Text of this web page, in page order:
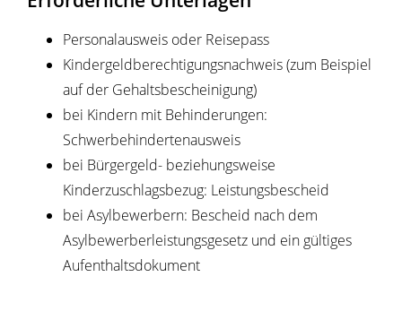
Personalausweis oder Reisepass
Kindergeldberechtigungsnachweis (zum Beispiel
auf der Gehaltsbescheinigung)
bei Kindern mit Behinderungen:
Schwerbehindertenausweis
bei Bürgergeld- beziehungsweise
Kinderzuschlagsbezug: Leistungsbescheid
bei Asylbewerbern: Bescheid nach dem
Asylbewerberleistungsgesetz und ein gültiges
Aufenthaltsdokument